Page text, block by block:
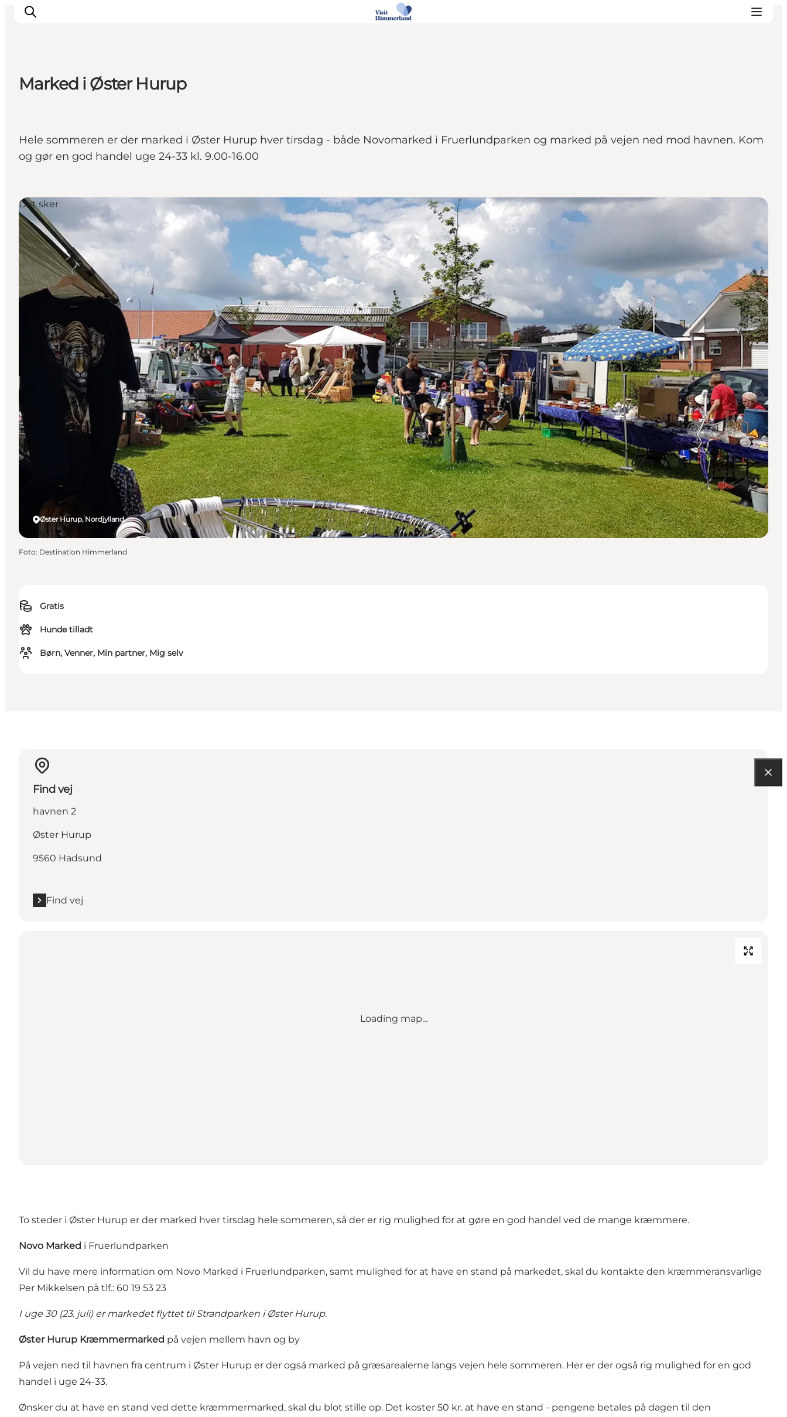
Himmerlandsbyer
Planlæg din ferie
Praktisk info
Marked i Øster Hurup
Hele sommeren er der marked i Øster Hurup hver tirsdag - både Novomarked i Fruerlundparken og marked på vejen ned mod havnen. Kom
og gør en god handel uge 24-33 kl. 9.00-16.00
Gratis
Hunde tilladt
Børn, Venner, Min partner, Mig selv
Øster Hurup, Nordjylland
Det sker
Foto: Destination Himmerland
Find vej
havnen 2
Øster Hurup
9560 Hadsund
Find vej
Loading map...
To steder i Øster Hurup er der marked hver tirsdag hele sommeren, så der er rig mulighed for at gøre en god handel ved de mange kræmmere.
Novo Marked i Fruerlundparken
Vil du have mere information om Novo Marked i Fruerlundparken, samt mulighed for at have en stand på markedet, skal du kontakte den kræmmeransvarlige
Per Mikkelsen på tlf.: 60 19 53 23
I uge 30 (23. juli) er markedet flyttet til Strandparken i Øster Hurup.
Øster Hurup Kræmmermarked på vejen mellem havn og by
På vejen ned til havnen fra centrum i Øster Hurup er der også marked på græsarealerne langs vejen hele sommeren. Her er der også rig mulighed for en god
handel i uge 24-33.
Ønsker du at have en stand ved dette kræmmermarked, skal du blot stille op. Det koster 50 kr. at have en stand - pengene betales på dagen til den